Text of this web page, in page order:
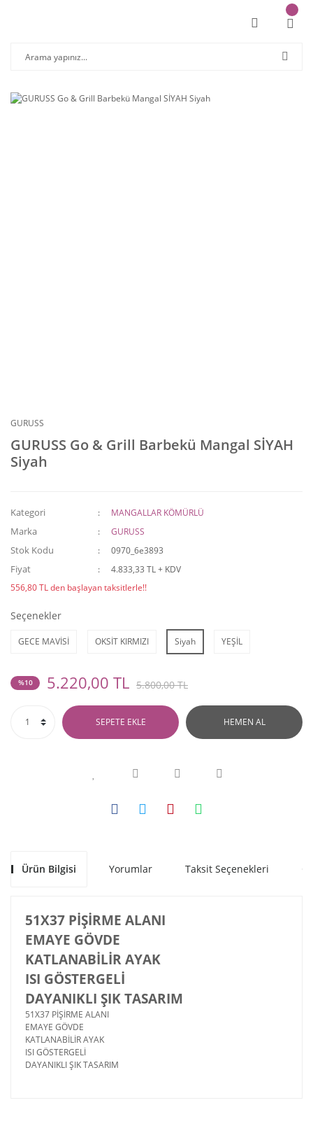
GURUSS
GURUSS Go & Grill Barbekü Mangal SİYAH
Siyah
Kategori MANGALLAR KÖMÜRLÜ
Marka GURUSS
Stok Kodu 0970_6e3893
Fiyat
4.833,33 TL + KDV
556,80 TL den başlayan taksitlerle!!
Seçenekler
GECE MAVİSİ OKSİT KIRMIZI Siyah YEŞİL
%10 5.220,00 TL 5.800,00 TL
SEPETE EKLE HEMEN AL
Ürün Bilgisi Yorumlar Taksit Seçenekleri
51X37 PİŞİRME ALANI
EMAYE GÖVDE
KATLANABİLİR AYAK
ISI GÖSTERGELİ
DAYANIKLI ŞIK TASARIM
51X37 PİŞİRME ALANI
EMAYE GÖVDE
KATLANABİLİR AYAK
ISI GÖSTERGELİ
DAYANIKLI ŞIK TASARIM